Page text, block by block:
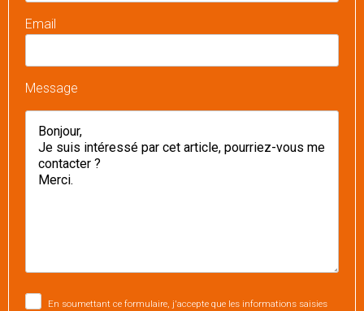
Email
Message
En soumettant ce formulaire, j'accepte que les informations saisies